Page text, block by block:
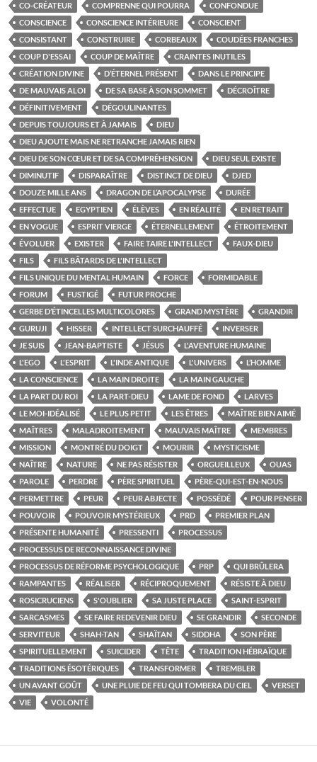
CO-CRÉATEUR COMPRENNE QUI POURRA
CONFONDUE
CONSCIENCE
CONSCIENCE INTÉRIEURE
CONSCIENT
CONSISTANT
CONSTRUIRE CORBEAUX
COUDÉES FRANCHES
COUP D'ESSAI
COUP DE MAÎTRE
CRAINTES INUTILES
CRÉATION DIVINE
D’ÉTERNEL PRÉSENT
DANS LE PRINCIPE
DE MAUVAIS ALOI
DE SA BASE À SON SOMMET
DÉCROÎTRE
DÉFINITIVEMENT
DÉGOULINANTES
DEPUIS TOUJOURS ET À JAMAIS
DIEU
DIEU AJOUTE MAIS NE RETRANCHE JAMAIS RIEN
DIEU DE SON CŒUR ET DE SA COMPRÉHENSION
DIEU SEUL EXISTE
DIMINUTIF
DISPARAÎTRE DISTINCT DE DIEU
DJED
DOUZE MILLE ANS
DRAGON DE L’APOCALYPSE
DURÉE
EFFECTUE
EGYPTIEN ÉLÈVES EN RÉALITÉ
EN RETRAIT
EN VOGUE
ESPRIT VIERGE ÉTERNELLEMENT
ÉTROITEMENT
ÉVOLUER
EXISTER FAIRE TAIRE L'INTELLECT
FAUX-DIEU
FILS
FILS BÂTARDS DE L'INTELLECT
FILS UNIQUE DU MENTAL HUMAIN
FORCE
FORMIDABLE
FORUM
FUSTIGÉ
FUTUR PROCHE
GERBE D’ÉTINCELLES MULTICOLORES
GRAND MYSTÈRE
GRANDIR
GURUJI
HISSER INTELLECT SURCHAUFFÉ
INVERSER
JE SUIS
JEAN-BAPTISTE JÉSUS
L'AVENTURE HUMAINE
L'EGO
L'ESPRIT L'INDE ANTIQUE L'UNIVERS
L’HOMME
LA CONSCIENCE
LA MAIN DROITE
LA MAIN GAUCHE
LA PART DU ROI
LA PART-DIEU LAME DE FOND
LARVES
LE MOI-IDÉALISÉ
LE PLUS PETIT LES ÊTRES
MAÎTRE BIEN AIMÉ
MAÎTRES
MALADROITEMENT MAUVAIS MAÎTRE
MEMBRES
MISSION
MONTRÉ DU DOIGT MOURIR
MYSTICISME
NAÎTRE
NATURE NE PAS RÉSISTER ORGUEILLEUX
OUAS
PAROLE
PERDRE PÈRE SPIRITUEL
PÈRE-QUI-EST-EN-NOUS
PERMETTRE
PEUR PEUR ABJECTE POSSÉDÉ
POUR PENSER
POUVOIR
POUVOIR MYSTÉRIEUX PRD
PREMIER PLAN
PRÉSENTE HUMANITÉ
PRESSENTI
PROCESSUS
PROCESSUS DE RECONNAISSANCE DIVINE
PROCESSUS DE RÉFORME PSYCHOLOGIQUE
PRP
QUI BRÛLERA
RAMPANTES
RÉALISER RÉCIPROQUEMENT
RÉSISTE À DIEU
ROSICRUCIENS
S'OUBLIER SA JUSTE PLACE
SAINT-ESPRIT
SARCASMES
SE FAIRE REDEVENIR DIEU SE GRANDIR
SECONDE
SERVITEUR
SHAH-TAN SHAÏTAN SIDDHA
SON PÈRE
SPIRITUELLEMENT
SUICIDER TÊTE
TRADITION HÉBRAÏQUE
TRADITIONS ÉSOTÉRIQUES
TRANSFORMER
TREMBLER
UN AVANT GOÛT
UNE PLUIE DE FEU QUI TOMBERA DU CIEL
VERSET
VIE
VOLONTÉ